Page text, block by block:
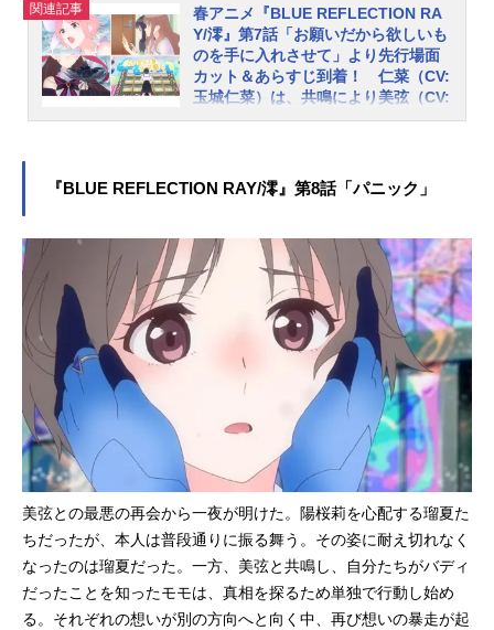
のキャリーケース、詩集……。仁菜
の仄暗い過去が蘇る。TVアニメ『BL
UEREFLECTIONRAY/澪』作品概要
私たちは信じる。＜想い＞のチカラ
を――■放送情報2021年4月9日よ
週金曜日25:55...
関連記事
春アニメ『BLUE REFLECTION RA
Y/澪』第7話「お願いだから欲しいも
のを手に入れさせて」より先行場面
カット＆あらすじ到着！ 仁菜（CV:
玉城仁菜）は、共鳴により美弦（CV:
上田麗奈）の過去を知り……
UEREFLECTION 幻に舞う少女の
語を紡ぐ「BLUEREFLECTIONプロ
ジェクト」。新作ゲーム2タイトルの
先陣を切って、TVアニメ『BLUERE
FLECTIONRAY/澪』が“アニメイズ
ム”枠ほかにて好評放送中です。この
たび、第7話のあらすじと先行カット
が公開されました！学生寮で毎年行
われる『七夕祭り』。陽桜莉（CV:石
見舞菜香）は美弦（CV:上田麗奈）と
過ごした幼い七夕の記憶が甦る。一
方、美弦をバディの相手に望んだ仁
菜（CV:玉城仁菜）は、共鳴により美
弦の記憶から過去を知り……。さら
にLINEスタンプと「ローソンプリン
ト」でのオリジナルブロマイドの販
売がスタートしました。あわせてご
『BLUE REFLECTION RAY/澪』第8話「パニック」
美弦との最悪の再会から一夜が明けた。陽桜莉を心配する瑠夏た
ちだったが、本人は普段通りに振る舞う。その姿に耐え切れなく
なったのは瑠夏だった。一方、美弦と共鳴し、自分たちがバディ
だったことを知ったモモは、真相を探るため単独で行動し始め
る。それぞれの想いが別の方向へと向く中、再び想いの暴走が起